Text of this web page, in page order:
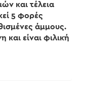
και τέλεια
5 φορές
άμμους.
και είναι φιλική